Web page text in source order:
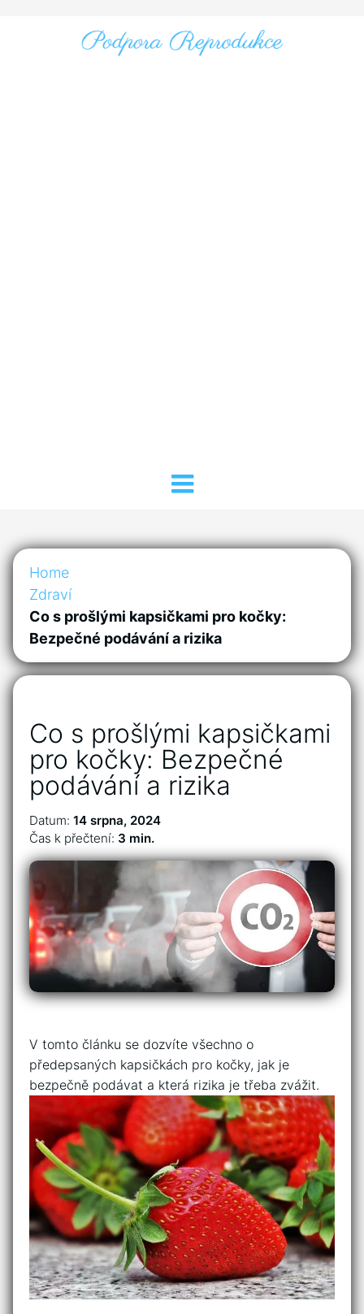
Home
Zdraví
Co s prošlými kapsičkami pro kočky:
Bezpečné podávání a rizika
Co s prošlými kapsičkami
pro kočky: Bezpečné
podávání a rizika
Datum: 14 srpna, 2024
Čas k přečtení: 3 min.
V tomto článku‍ se ⁣dozvíte všechno o
předepsaných kapsičkách pro⁣ kočky, jak je
bezpečně podávat a která ⁢rizika je ​třeba zvážit.